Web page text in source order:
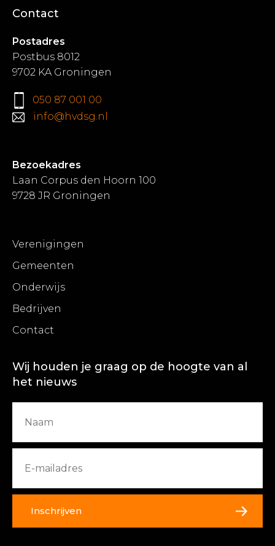
Contact
Postadres
Postbus 8012
9702 KA Groningen
050 87 001 00
info@hvdsg.nl
Bezoekadres
Laan Corpus den Hoorn 100
9728 JR Groningen
Verenigingen
Gemeenten
Onderwijs
Bedrijven
Contact
Wij houden je graag op de hoogte van al
het nieuws
Inschrijven